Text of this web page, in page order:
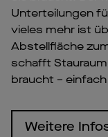
Unterteilungen
vieles mehr ist
Abstellfläche
schafft
braucht –
Weitere